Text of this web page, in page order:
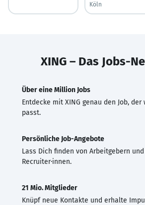
Köln
XING – Das Jobs-
Über eine Million Jobs
Entdecke mit XING genau den Job,
passt.
Persönliche Job-Angebote
Lass Dich finden von Arbeitgebern
Recruiter·innen.
21 Mio. Mitglieder
Knüpf neue Kontakte und erhalte